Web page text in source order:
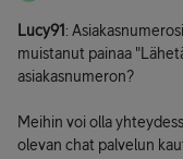
Lucy91 :
muistanut painaa
asiakasnumeron?
Meihin voi olla
olevan chat palvelun